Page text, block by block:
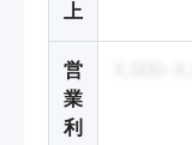
上
営
業
利